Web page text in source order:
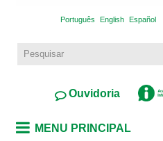
Português English Español
Ouvidoria
MENU PRINCIPAL